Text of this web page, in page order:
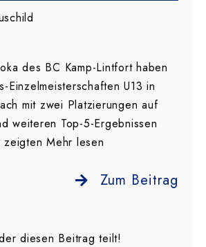
des BC Kamp-Lintfort haben
Einzelmeisterschaften U13 in
mit zwei Platzierungen auf
weiteren Top-5-Ergebnissen
Mehr lesen
Zum Beitrag
diesen Beitrag teilt!